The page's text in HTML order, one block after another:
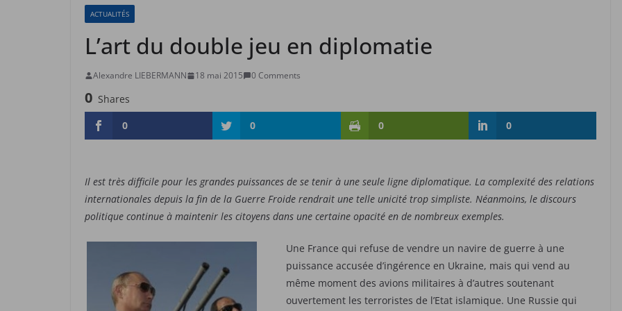
ACTUALITÉS
L’art du double jeu en diplomatie
Alexandre LIEBERMANN 18 mai 2015 0 Comments
0 Shares
0
0 0 0
Il est très difficile pour les grandes puissances de se tenir à une seule ligne diplomatique. La complexité des relations
internationales depuis la fin de la Guerre Froide rendrait une telle unicité trop simpliste. Néanmoins, le discours
politique continue à maintenir les citoyens dans une certaine opacité en de nombreux exemples.
Une France qui refuse de vendre un navire de guerre à une
puissance accusée d’ingérence en Ukraine, mais qui vend au
même moment des avions militaires à d’autres soutenant
ouvertement les terroristes de l’Etat islamique. Une Russie qui